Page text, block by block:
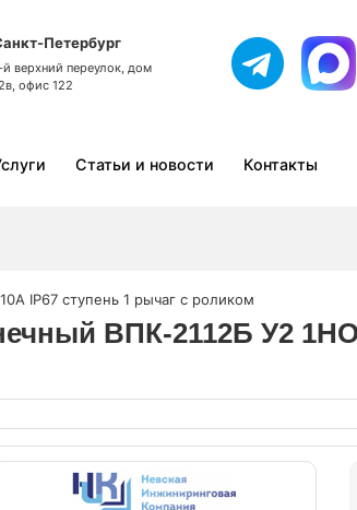
Петербург
й верхний переулок, дом
офис 122
Статьи и новости Контакты
IP67 ступень 1 рычаг с роликом
ВПК-2112Б У2